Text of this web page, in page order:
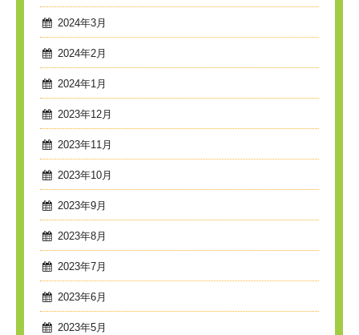
2024年3月
2024年2月
2024年1月
2023年12月
2023年11月
2023年10月
2023年9月
2023年8月
2023年7月
2023年6月
2023年5月